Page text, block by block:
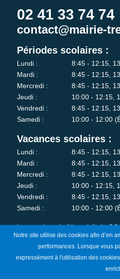
02 41 33 74 74
contact@mairie-
Périodes scolaires :
Lundi :
8:45 - 12:15,
Mardi :
8:45 - 12:15,
Mercredi :
8:45 - 12:15,
Jeudi :
10:00 - 12:15,
Vendredi :
8:45 - 12:15,
Samedi :
10:00 - 12:00
Vacances scolaires :
Lundi :
8:45 - 12:15,
Mardi :
8:45 - 12:15,
Mercredi :
8:45 - 12:15,
Jeudi :
10:00 - 12:15,
Vendredi :
8:45 - 12:15,
Samedi :
10:00 - 12:00
Les services de l'état-civil, du
fermés au public le lundi matin.
Je m'abonne à la
Notre site utilise des cookies afin d’en
performances. Lorsque vous
expressément à l'utilisation des